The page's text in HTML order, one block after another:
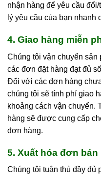
nhận hàng để yêu cầu
lý yêu cầu của bạn nhanh
4. Giao hàng miễn
Chúng tôi vận chuyển sản
các đơn đặt hàng đạt đủ
Đối với các đơn hàng
chúng tôi sẽ tính phí giao
khoảng cách vận chuyển.
hàng sẽ được cung cấp
đơn hàng.
5. Xuất hóa đơn bán
Chúng tôi tuân thủ đầy đủ